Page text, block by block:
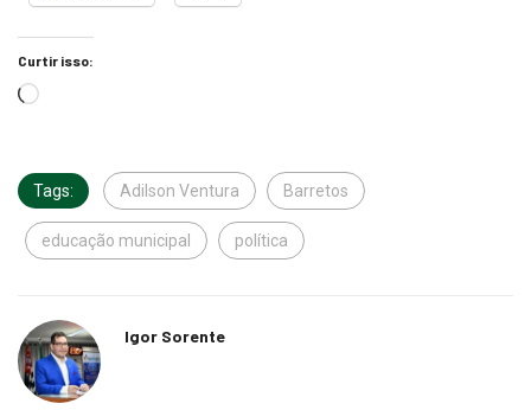
Curtir isso:
Tags: Adilson Ventura Barretos
educação municipal política
Igor Sorente